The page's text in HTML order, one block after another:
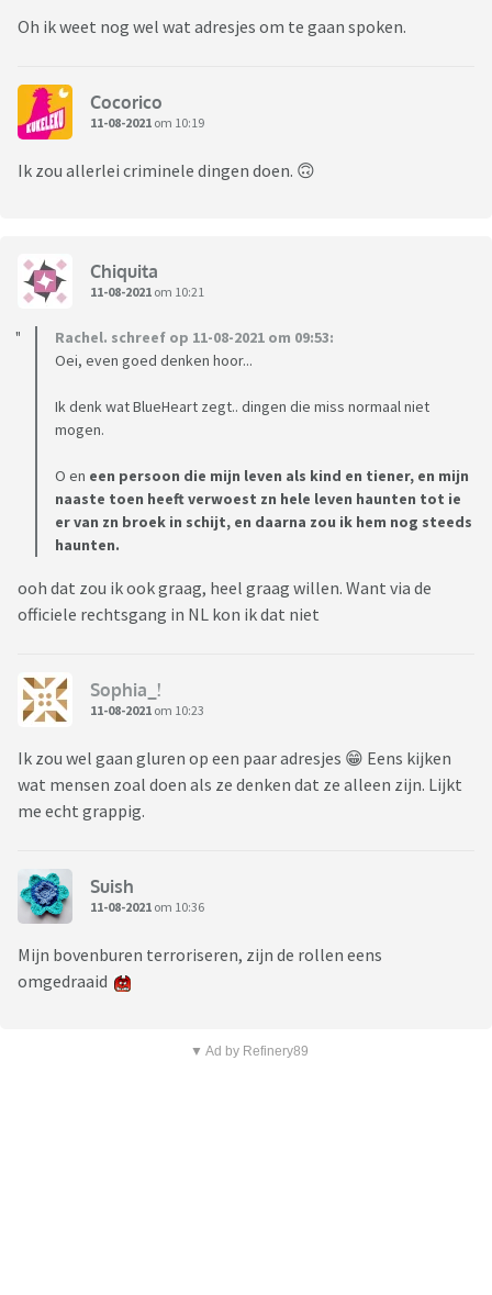
Oh ik weet nog wel wat adresjes om te gaan spoken.
Cocorico
11-08-2021 om 10:19
Ik zou allerlei criminele dingen doen. 🙃
Chiquita
11-08-2021 om 10:21
Rachel. schreef op 11-08-2021 om 09:53:
Oei, even goed denken hoor...
Ik denk wat BlueHeart zegt.. dingen die miss normaal niet
mogen.
O en een persoon die mijn leven als kind en tiener, en mijn
naaste toen heeft verwoest zn hele leven haunten tot ie
er van zn broek in schijt, en daarna zou ik hem nog steeds
haunten.
ooh dat zou ik ook graag, heel graag willen. Want via de
officiele rechtsgang in NL kon ik dat niet
Sophia_!
11-08-2021 om 10:23
Ik zou wel gaan gluren op een paar adresjes 😁 Eens kijken
wat mensen zoal doen als ze denken dat ze alleen zijn. Lijkt
me echt grappig.
Suish
11-08-2021 om 10:36
Mijn bovenburen terroriseren, zijn de rollen eens
omgedraaid
▼ Ad by Refinery89